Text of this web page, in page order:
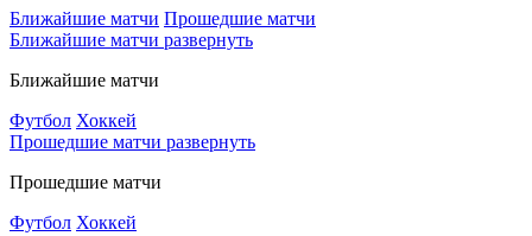
Ближайшие матчи Прошедшие матчи
Ближайшие матчи развернуть
Ближайшие матчи
Футбол Хоккей
Прошедшие матчи развернуть
Прошедшие матчи
Футбол Хоккей